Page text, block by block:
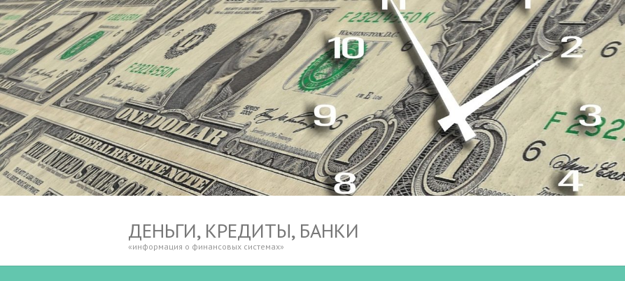
ДЕНЬГИ, КРЕДИТЫ, БАНКИ
«информация о финансовых системах»